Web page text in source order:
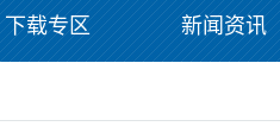
下载专区 新闻资讯